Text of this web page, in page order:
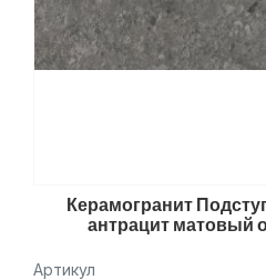
Керамогранит
антрацит матовый
Артикул